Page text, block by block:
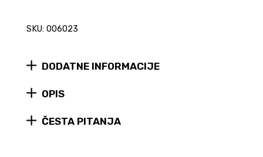
SKU: 006023
DODATNE INFORMACIJE
OPIS
ČESTA PITANJA